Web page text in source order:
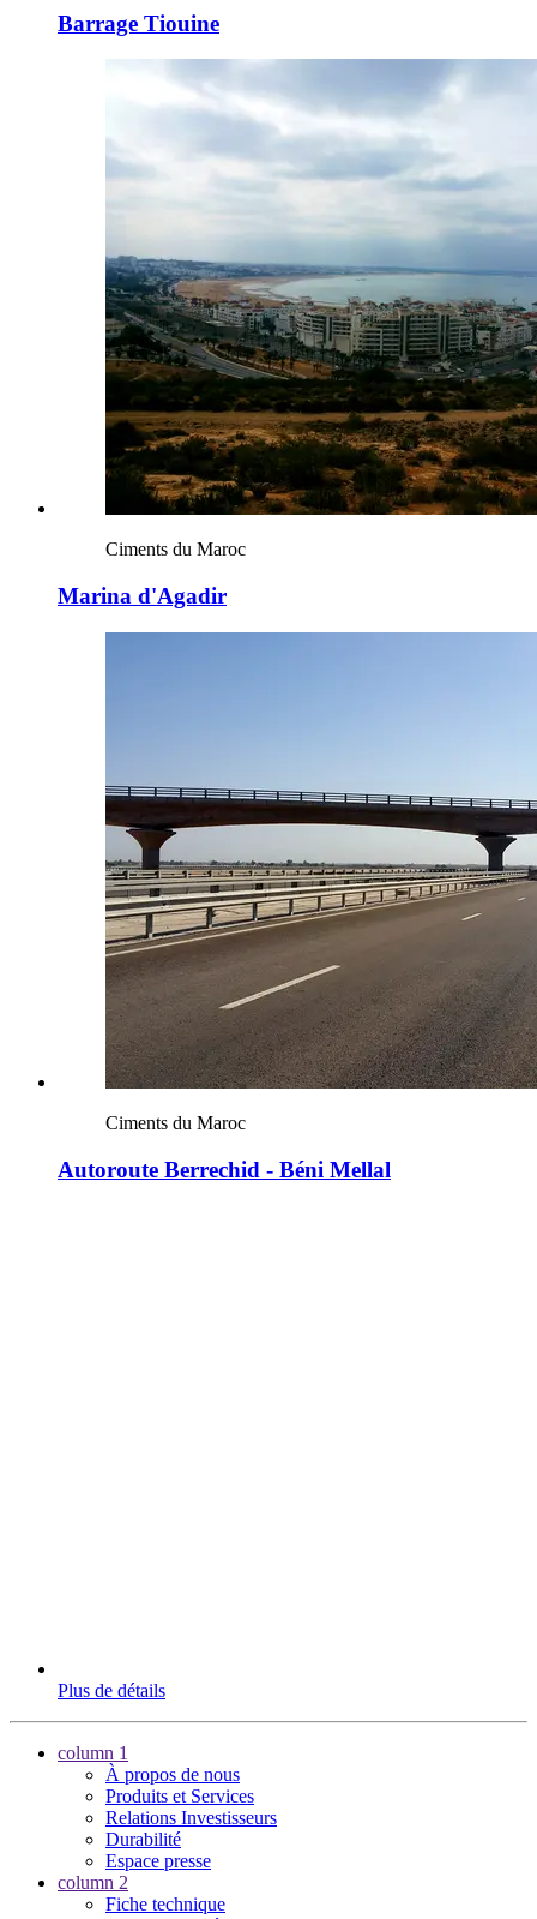
Barrage Tiouine
Ciments du Maroc
Marina d'Agadir
Ciments du Maroc
Autoroute Berrechid - Béni Mellal
Plus de détails
column 1
À propos de nous
Produits et Services
Relations Investisseurs
Durabilité
Espace presse
column 2
Fiche technique